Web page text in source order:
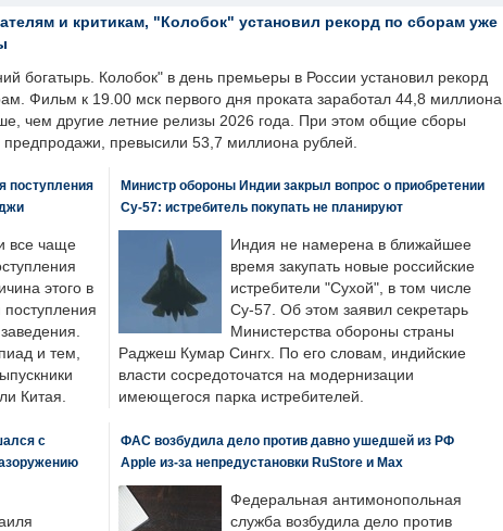
и критикам, "Колобок" установил рекорд по сборам уже
богатырь. Колобок" в день премьеры в России установил рекорд
Фильм к 19.00 мск первого дня проката заработал 44,8 миллиона
чем другие летние релизы 2026 года. При этом общие сборы
предпродажи, превысили 53,7 миллиона рублей.
поступления
все чаще
этого в
и тем,
Китая.
Министр обороны Индии закрыл вопрос о приобретении
Су-57: истребитель покупать не планируют
Индия не намерена в ближайшее
время закупать новые российские
истребители "Сухой", в том числе
Су-57. Об этом заявил секретарь
Министерства обороны страны
Раджеш Кумар Сингх. По его словам, индийские
власти сосредоточатся на модернизации
имеющегося парка истребителей.
с
ФАС возбудила дело против давно ушедшей из РФ
Apple из-за непредустановки RuStore и Max
Федеральная антимонопольная
служба возбудила дело против